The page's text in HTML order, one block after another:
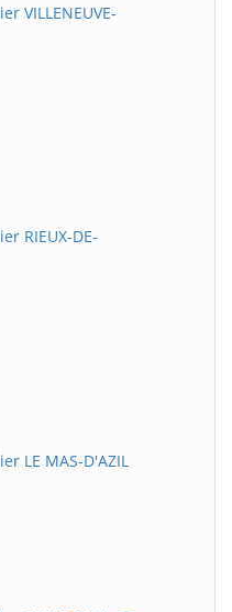
VILLENEUVE-
RIEUX-DE-
LE MAS-D'AZIL